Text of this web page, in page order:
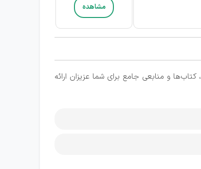
مشاهده
، کتاب‌ها و منابعی جامع برای شما عزیزان ارائه